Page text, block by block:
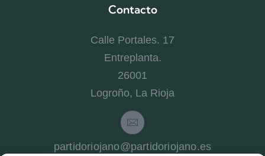
Contacto
Calle Portales. 17
Entreplanta.
26001
Logroño, La Rioja
partidoriojano@partidoriojano.es